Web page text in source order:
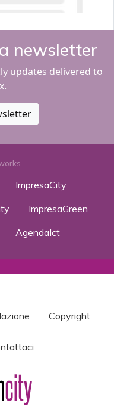
newsletter
updates delivered to
ImpresaCity
ImpresaGreen
AgendaIct
Copyright